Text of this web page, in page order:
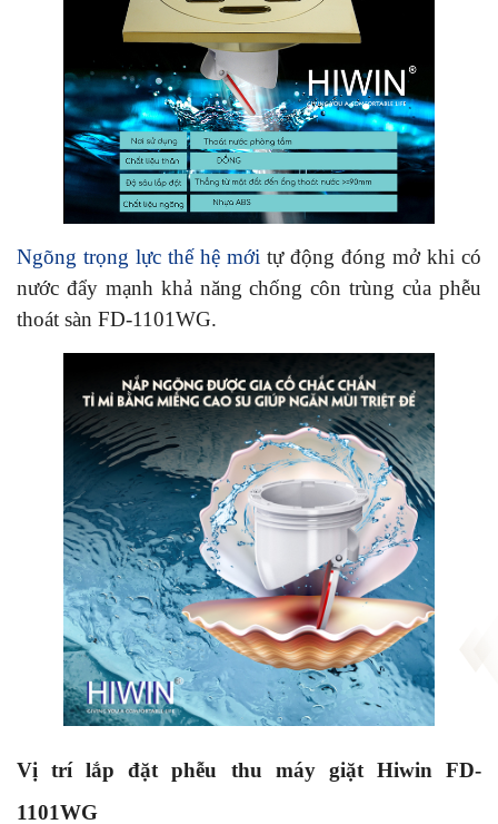
Ngõng trọng lực thế hệ mới tự động đóng mở khi có
nước đẩy mạnh khả năng chống côn trùng của phễu
thoát sàn FD-1101WG.
Vị trí lắp đặt phễu thu máy giặtHiwin FD-
1101WG